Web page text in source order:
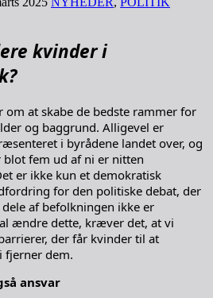
kvinder i
at skabe de bedste rammer for
og baggrund. Alligevel er
i byrådene landet over, og
fem ud af ni er nitten
er ikke kun et demokratisk
for den politiske debat, der
af befolkningen ikke er
ændre dette, kræver det, at vi
der får kvinder til at
dem.
ansvar